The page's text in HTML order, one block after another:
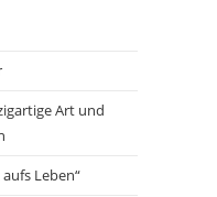
Art und
Leben“